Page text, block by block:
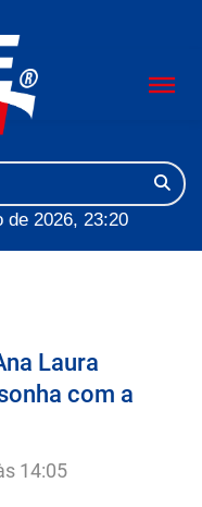
de 2026, 23:20
Laura
com a
14:05